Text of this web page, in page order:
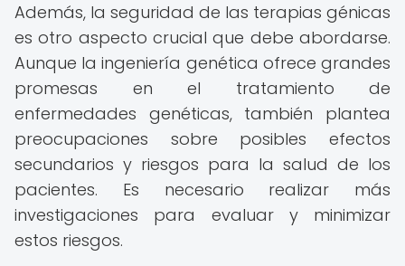
Además, la seguridad de las terapias génicas
es otro aspecto crucial que debe abordarse.
Aunque la ingeniería genética ofrece grandes
promesas en el tratamiento de
enfermedades genéticas, también plantea
preocupaciones sobre posibles efectos
secundarios y riesgos para la salud de los
pacientes. Es necesario realizar más
investigaciones para evaluar y minimizar
estos riesgos.